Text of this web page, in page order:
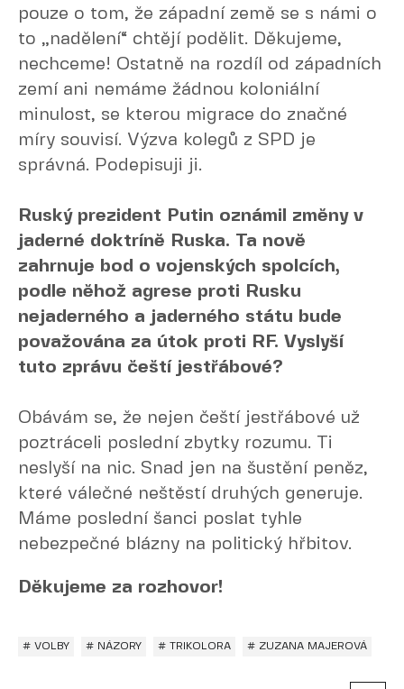
pouze o tom, že západní země se s námi o
to „nadělení“ chtějí podělit. Děkujeme,
nechceme! Ostatně na rozdíl od západních
zemí ani nemáme žádnou koloniální
minulost, se kterou migrace do značné
míry souvisí. Výzva kolegů z SPD je
správná. Podepisuji ji.
Ruský prezident Putin oznámil změny v
jaderné doktríně Ruska. Ta nově
zahrnuje bod o vojenských spolcích,
podle něhož agrese proti Rusku
nejaderného a jaderného státu bude
považována za útok proti RF. Vyslyší
tuto zprávu čeští jestřábové?
Obávám se, že nejen čeští jestřábové už
poztráceli poslední zbytky rozumu. Ti
neslyší na nic. Snad jen na šustění peněz,
které válečné neštěstí druhých generuje.
Máme poslední šanci poslat tyhle
nebezpečné blázny na politický hřbitov.
Děkujeme za rozhovor!
# VOLBY # NÁZORY # TRIKOLORA # ZUZANA MAJEROVÁ